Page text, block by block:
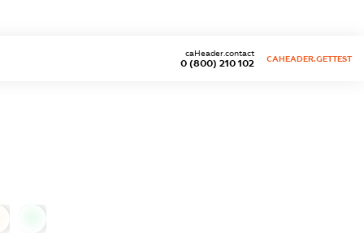
0 (800) 210 102
caHeader.contact
CAHEADER.GETTEST